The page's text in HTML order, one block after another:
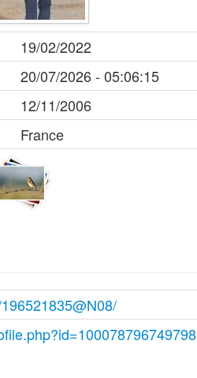
19/02/2022
20/07/2026 - 05:06:15
12/11/2006
France